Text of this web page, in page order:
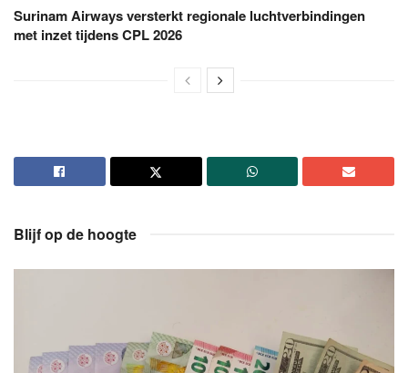
Surinam Airways versterkt regionale luchtverbindingen
met inzet tijdens CPL 2026
Blijf op de hoogte